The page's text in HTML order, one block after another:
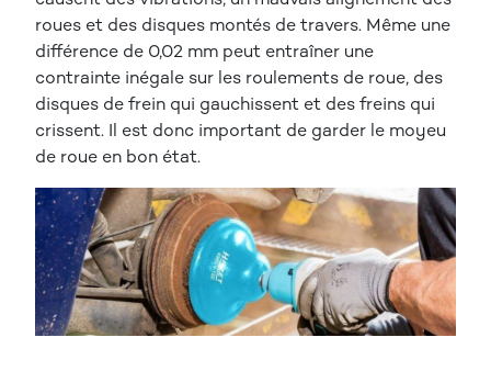
roues et des disques montés de travers. Même une
différence de 0,02 mm peut entraîner une
contrainte inégale sur les roulements de roue, des
disques de frein qui gauchissent et des freins qui
crissent. Il est donc important de garder le moyeu
de roue en bon état.